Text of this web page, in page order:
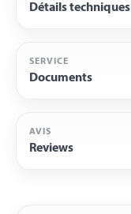
Détails techniques
SERVICE
Documents
AVIS
Reviews